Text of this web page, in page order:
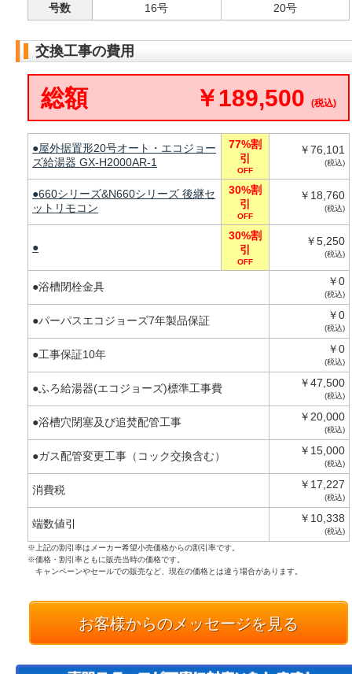
号数
16号 20号
交換工事の費用
総額 ￥189,500 (税込)
●屋外据置形20号オート・エコジョー
ズ給湯器 GX-H2000AR-1
77%割
引
OFF
￥76,101
(税込)
●660シリーズ&N660シリーズ 後継セ
ットリモコン
30%割
引
OFF
￥18,760
(税込)
●
30%割
引
OFF
￥5,250
(税込)
●浴槽閉栓金具 ￥0
(税込)
●パーパスエコジョーズ7年製品保証 ￥0
(税込)
●工事保証10年 ￥0
(税込)
●ふろ給湯器(エコジョーズ)標準工事費 ￥47,500
(税込)
●浴槽穴閉塞及び追焚配管工事 ￥20,000
(税込)
●ガス配管変更工事（コック交換含む） ￥15,000
(税込)
消費税 ￥17,227
(税込)
端数値引 ￥10,338
(税込)
※上記の割引率はメーカー希望小売価格からの割引率です。
※価格・割引率ともに販売当時の価格です。
キャンペーンやセールでの販売など、現在の価格とは違う場合があります。
お客様からのメッセージを見る